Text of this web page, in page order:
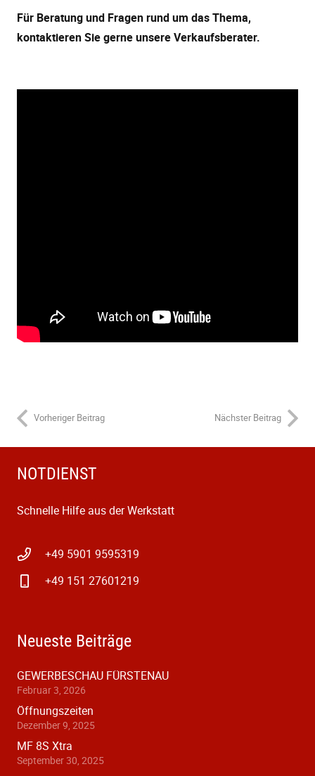
Für Beratung und Fragen rund um das Thema,
kontaktieren Sie gerne unsere Verkaufsberater.
Vorheriger Beitrag Nächster Beitrag
NOTDIENST
Schnelle Hilfe aus der Werkstatt
+49 5901 9595319
+49 151 27601219
Neueste Beiträge
GEWERBESCHAU FÜRSTENAU
Februar 3, 2026
Öffnungszeiten
Dezember 9, 2025
MF 8S Xtra
September 30, 2025